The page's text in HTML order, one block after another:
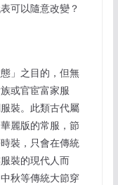
可以隨意改變？
」之目的，但無
或官宦富家服
裝。此類古代屬
麗版的常服，節
裝，只會在傳統
裝的現代人而
秋等傳統大節穿